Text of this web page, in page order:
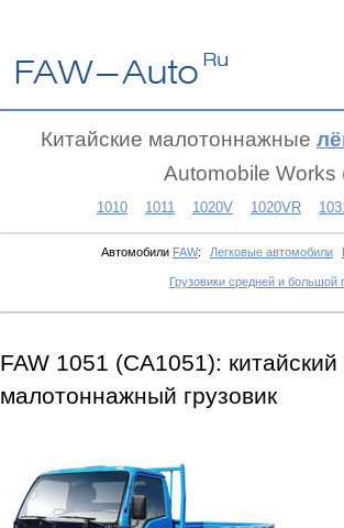
Китайские малотоннажные
Automobile
1010 1011 1020V 1020VR
Автомобили FAW: Легковые автомобили
Грузовики средней и большой
FAW 1051 (CA1051): китайский
малотоннажный грузовик